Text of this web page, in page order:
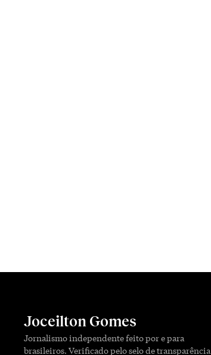
Joceilton Gomes
Jornalismo independente feito por e para
brasileiros. Verificado pelo selo de transparência